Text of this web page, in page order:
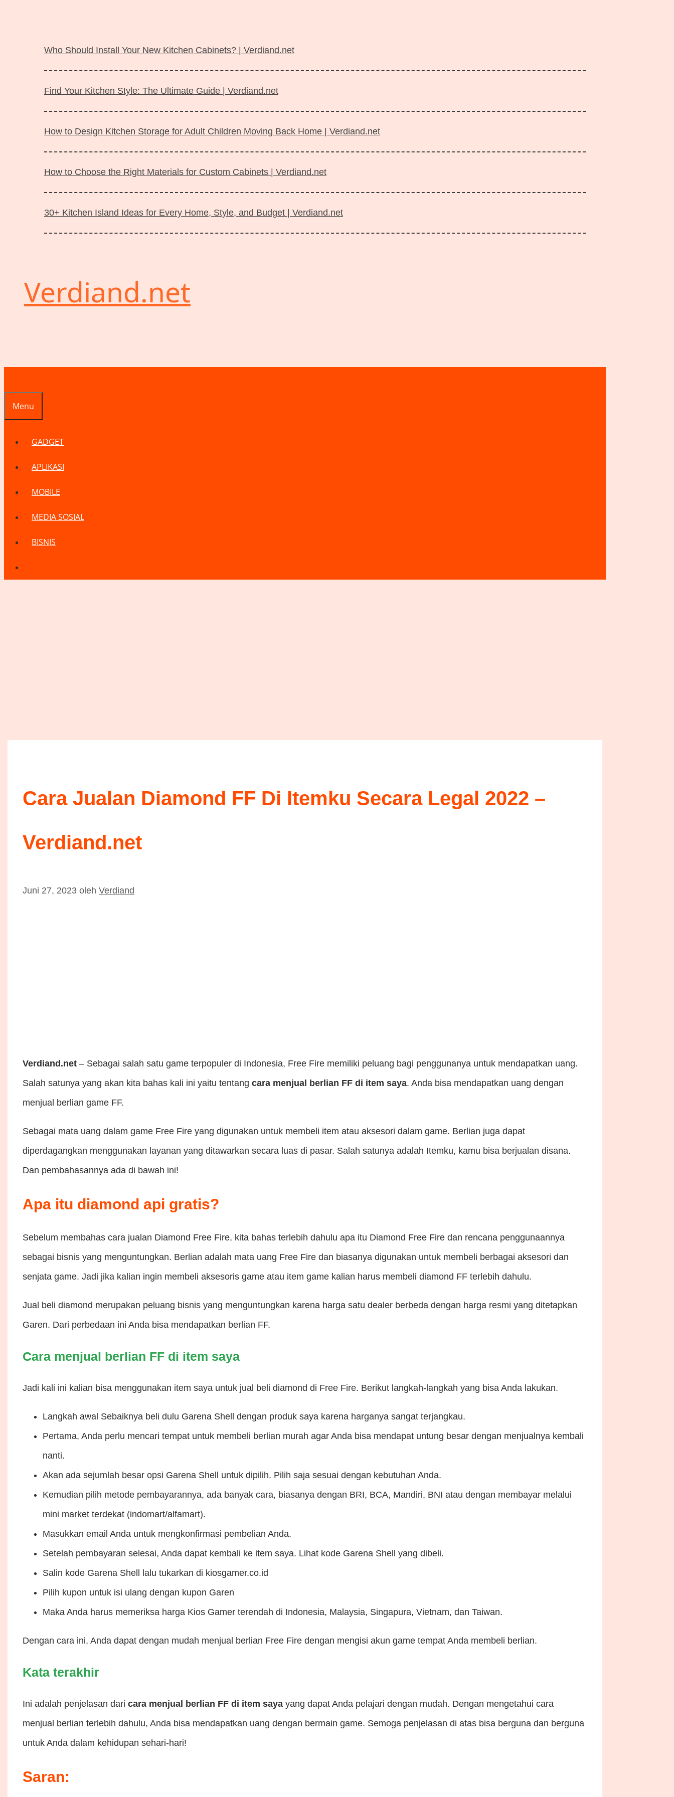
Who Should Install Your New Kitchen Cabinets? | Verdiand.net
Find Your Kitchen Style: The Ultimate Guide | Verdiand.net
How to Design Kitchen Storage for Adult Children Moving Back Home | Verdiand.net
How to Choose the Right Materials for Custom Cabinets | Verdiand.net
30+ Kitchen Island Ideas for Every Home, Style, and Budget | Verdiand.net
Verdiand.net
Menu
GADGET
APLIKASI
MOBILE
MEDIA SOSIAL
BISNIS
Cara Jualan Diamond FF Di Itemku Secara Legal 2022 –
Verdiand.net
Juni 27, 2023 oleh Verdiand
Verdiand.net – Sebagai salah satu game terpopuler di Indonesia, Free Fire memiliki peluang bagi penggunanya untuk mendapatkan uang.
Salah satunya yang akan kita bahas kali ini yaitu tentang cara menjual berlian FF di item saya. Anda bisa mendapatkan uang dengan
menjual berlian game FF.
Sebagai mata uang dalam game Free Fire yang digunakan untuk membeli item atau aksesori dalam game. Berlian juga dapat
diperdagangkan menggunakan layanan yang ditawarkan secara luas di pasar. Salah satunya adalah Itemku, kamu bisa berjualan disana.
Dan pembahasannya ada di bawah ini!
Apa itu diamond api gratis?
Sebelum membahas cara jualan Diamond Free Fire, kita bahas terlebih dahulu apa itu Diamond Free Fire dan rencana penggunaannya
sebagai bisnis yang menguntungkan. Berlian adalah mata uang Free Fire dan biasanya digunakan untuk membeli berbagai aksesori dan
senjata game. Jadi jika kalian ingin membeli aksesoris game atau item game kalian harus membeli diamond FF terlebih dahulu.
Jual beli diamond merupakan peluang bisnis yang menguntungkan karena harga satu dealer berbeda dengan harga resmi yang ditetapkan
Garen. Dari perbedaan ini Anda bisa mendapatkan berlian FF.
Cara menjual berlian FF di item saya
Jadi kali ini kalian bisa menggunakan item saya untuk jual beli diamond di Free Fire. Berikut langkah-langkah yang bisa Anda lakukan.
Langkah awal Sebaiknya beli dulu Garena Shell dengan produk saya karena harganya sangat terjangkau.
Pertama, Anda perlu mencari tempat untuk membeli berlian murah agar Anda bisa mendapat untung besar dengan menjualnya kembali
nanti.
Akan ada sejumlah besar opsi Garena Shell untuk dipilih. Pilih saja sesuai dengan kebutuhan Anda.
Kemudian pilih metode pembayarannya, ada banyak cara, biasanya dengan BRI, BCA, Mandiri, BNI atau dengan membayar melalui
mini market terdekat (indomart/alfamart).
Masukkan email Anda untuk mengkonfirmasi pembelian Anda.
Setelah pembayaran selesai, Anda dapat kembali ke item saya. Lihat kode Garena Shell yang dibeli.
Salin kode Garena Shell lalu tukarkan di kiosgamer.co.id
Pilih kupon untuk isi ulang dengan kupon Garen
Maka Anda harus memeriksa harga Kios Gamer terendah di Indonesia, Malaysia, Singapura, Vietnam, dan Taiwan.
Dengan cara ini, Anda dapat dengan mudah menjual berlian Free Fire dengan mengisi akun game tempat Anda membeli berlian.
Kata terakhir
Ini adalah penjelasan dari cara menjual berlian FF di item saya yang dapat Anda pelajari dengan mudah. Dengan mengetahui cara
menjual berlian terlebih dahulu, Anda bisa mendapatkan uang dengan bermain game. Semoga penjelasan di atas bisa berguna dan berguna
untuk Anda dalam kehidupan sehari-hari!
Saran: